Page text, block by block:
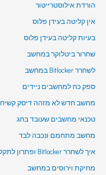
הורדת אילוסטרייטור
אין קליטה בעידן פלוס
בעיות קליטה בעידן פלוס
שחרור ביטלוקר במחשב
לשחרר Bitlocker במחשב
ספק כח למחשבים ניידים
מחשב חדש לא מזהה דיסק קשיח
טכנאי מחשבים שעובד בחג
מחשב מתחמם ונכבה לבד
איך לשחרר Bitlocker ופתרון לתקלה
מחיקת וירוסים במחשב